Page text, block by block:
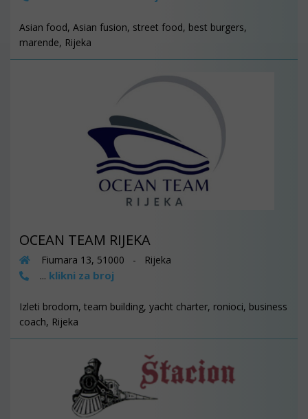
Asian food, Asian fusion, street food, best burgers,
marende, Rijeka
OCEAN TEAM RIJEKA
Fiumara 13, 51000 - Rijeka
... klikni za broj
Izleti brodom, team building, yacht charter, ronioci, business
coach, Rijeka